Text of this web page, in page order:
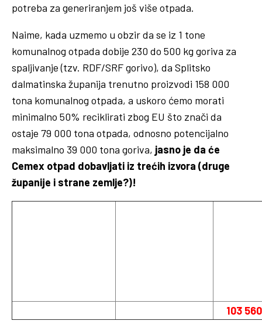
potreba za generiranjem još više otpada.
Naime, kada uzmemo u obzir da se iz 1 tone
komunalnog otpada dobije 230 do 500 kg goriva za
spaljivanje (tzv. RDF/SRF gorivo), da Splitsko
dalmatinska županija trenutno proizvodi 158 000
tona komunalnog otpada, a uskoro ćemo morati
minimalno 50% reciklirati zbog EU što znači da
ostaje 79 000 tona otpada, odnosno potencijalno
maksimalno 39 000 tona goriva, jasno je da će
Cemex otpad dobavljati iz trećih izvora (druge
županije i strane zemlje?)!
103